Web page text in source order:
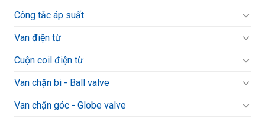
Công tắc áp suất
Van điện từ
Cuộn coil điện từ
Van chặn bi - Ball valve
Van chặn góc - Globe valve